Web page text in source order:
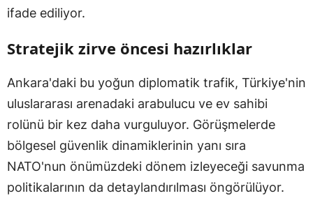
ifade ediliyor.
Stratejik zirve öncesi hazırlıklar
Ankara'daki bu yoğun diplomatik trafik, Türkiye'nin
uluslararası arenadaki arabulucu ve ev sahibi
rolünü bir kez daha vurguluyor. Görüşmelerde
bölgesel güvenlik dinamiklerinin yanı sıra
NATO'nun önümüzdeki dönem izleyeceği savunma
politikalarının da detaylandırılması öngörülüyor.